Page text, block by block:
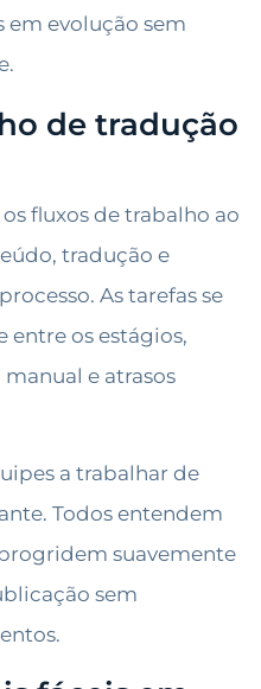
em evolução sem
de tradução
fluxos de trabalho ao
tradução e
As tarefas se
os estágios,
e atrasos
a trabalhar de
Todos entendem
suavemente
sem